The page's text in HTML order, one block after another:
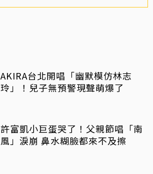
AKIRA台北開唱「幽默模仿林志
玲」！兒子無預警現聲萌爆了
許富凱小巨蛋哭了！父親節唱「南
風」淚崩 鼻水糊臉都來不及擦